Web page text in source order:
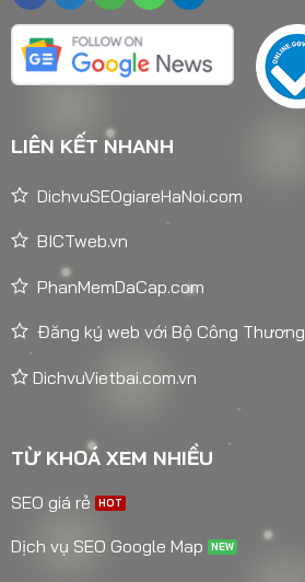
LIÊN KẾT NHANH
DichvuSEOgiareHaNoi.com
BICTweb.vn
PhanMemDaCap.com
Đăng ký web với Bộ Công Thương
DichvuVietbai.com.vn
TỪ KHOÁ XEM NHIỀU
SEO giá rẻ
Dịch vụ SEO Google Map